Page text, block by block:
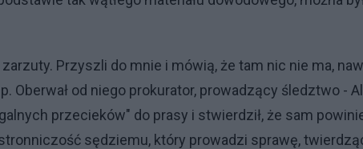
Przyszli do mnie i mówią, że tam nic nie ma,
Oberwał od niego prokurator, prowadzący śledztwo -
przecieków" do prasy i stwierdził, że sam
sędziemu, który prowadzi sprawę,